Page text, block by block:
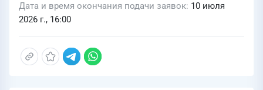
Дата и время окончания подачи заявок 10 июля
2026 г., 16:00